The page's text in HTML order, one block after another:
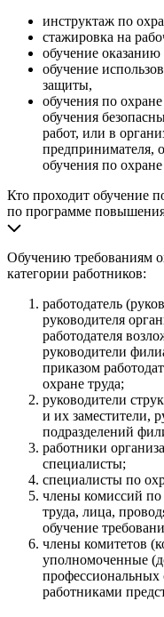
инструктаж по
стажировка на
обучение
обучение
защиты,
обучения по
обучения
работ, или в
предпринимателя,
обучения по охране
Кто проходит обучение
по программе
Обучению требованиям
категории работников:
работодатель
руководителя
работодателя
руководители
приказом
охране труда;
руководители
и их заместители,
подразделений
работники
специалисты;
специалисты по
члены комиссий по
труда, лица,
обучение
члены комитетов
уполномоченные
работниками